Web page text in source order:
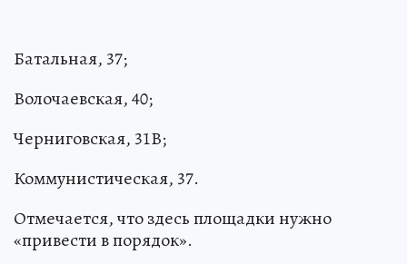
Батальная, 37;
Волочаевская, 40;
Черниговская, 31В;
Коммунистическая, 37.
Отмечается, что здесь площадки нужно
«привести в порядок».